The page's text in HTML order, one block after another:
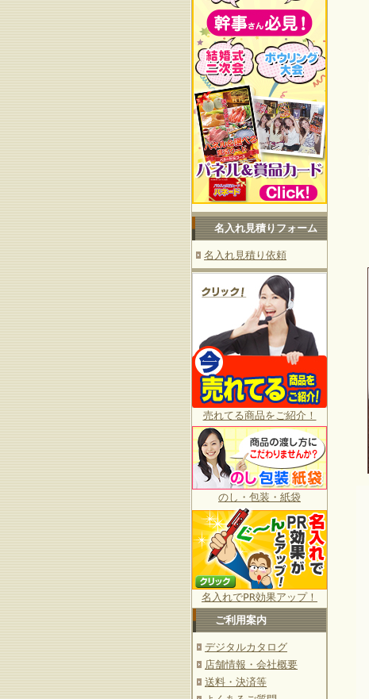
名入れ見積りフォーム
名入れ見積り依頼
売れてる商品をご紹介！
のし・包装・紙袋
名入れでPR効果アップ！
ご利用案内
デジタルカタログ
店舗情報・会社概要
送料・決済等